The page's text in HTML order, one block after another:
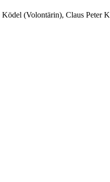
Ködel (Volontärin), Claus Peter